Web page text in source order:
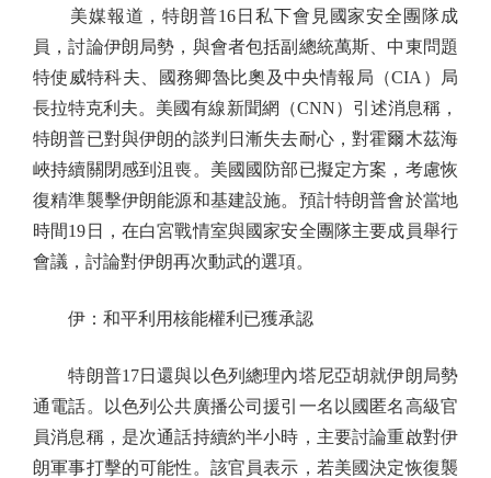
美媒報道，特朗普16日私下會見國家安全團隊成
員，討論伊朗局勢，與會者包括副總統萬斯、中東問題
特使威特科夫、國務卿魯比奧及中央情報局（CIA）局
長拉特克利夫。美國有線新聞網（CNN）引述消息稱，
特朗普已對與伊朗的談判日漸失去耐心，對霍爾木茲海
峽持續關閉感到沮喪。美國國防部已擬定方案，考慮恢
復精準襲擊伊朗能源和基建設施。預計特朗普會於當地
時間19日，在白宮戰情室與國家安全團隊主要成員舉行
會議，討論對伊朗再次動武的選項。
伊：和平利用核能權利已獲承認
特朗普17日還與以色列總理內塔尼亞胡就伊朗局勢
通電話。以色列公共廣播公司援引一名以國匿名高級官
員消息稱，是次通話持續約半小時，主要討論重啟對伊
朗軍事打擊的可能性。該官員表示，若美國決定恢復襲